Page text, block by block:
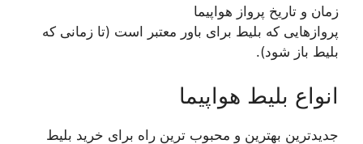
زمان و تاریخ پرواز هواپیما
پروازهایی که بلیط برای باور معتبر است (تا زمانی که
بلیط باز شود).
انواع بلیط هواپیما
جدیدترین بهترین و محبوب ترین راه برای خرید بلیط